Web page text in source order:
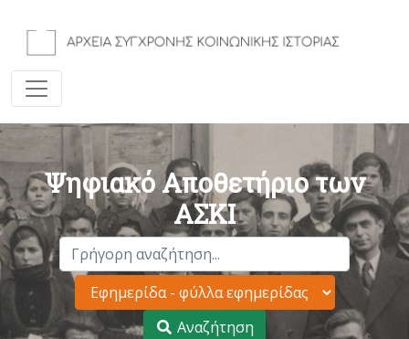
Ψηφιακό Αποθετήριο των
ΑΣΚΙ
Αναζήτηση